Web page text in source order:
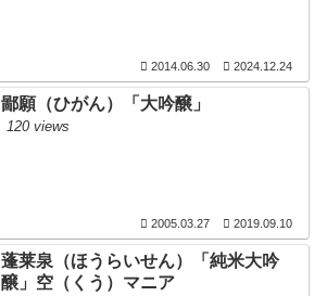
2014.06.30 2024.12.24
鄙願（ひがん）「大吟醸」
120 views
2005.03.27 2019.09.10
蓬莱泉（ほうらいせん）「純米大吟
醸」空（くう）マニア